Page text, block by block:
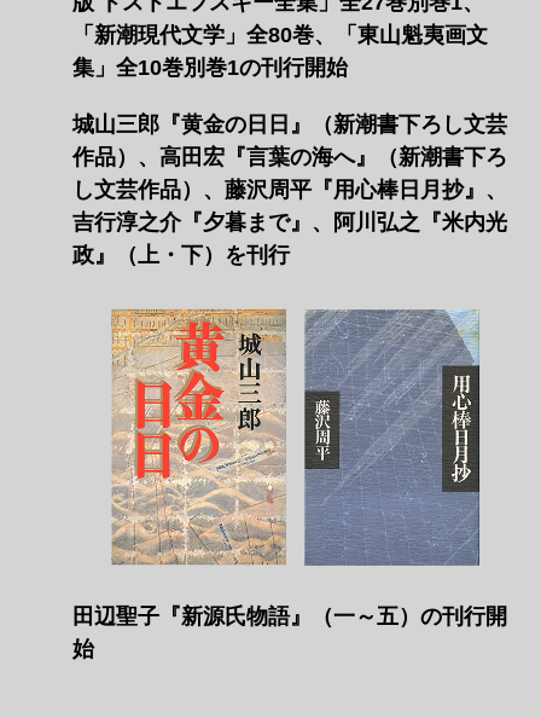
「新潮現代文学」全80巻、「東山魁夷画文
集」全10巻別巻1の刊行開始
城山三郎『黄金の日日』（新潮書下ろし文芸
作品）、高田宏『言葉の海へ』（新潮書下ろ
し文芸作品）、藤沢周平『用心棒日月抄』、
吉行淳之介『夕暮まで』、阿川弘之『米内光
政』（上・下）を刊行
田辺聖子『新源氏物語』（一～五）の刊行開
始